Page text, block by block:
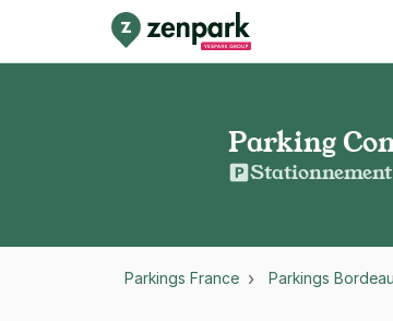
Parking
Parkings France Parkings